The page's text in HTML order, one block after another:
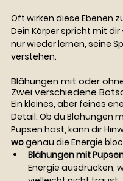
Oft wirken diese Ebenen
Dein Körper spricht mit
nur wieder lernen, seine
verstehen.
Blähungen mit oder
Zwei verschiedene
Ein kleines, aber feines
Detail: Ob du Blähungen
Pupsen hast, kann dir
wo genau die Energie
Blähungen mit
Energie ausdrücken,